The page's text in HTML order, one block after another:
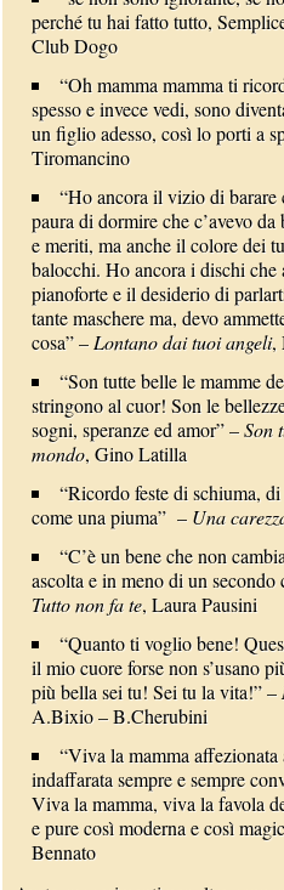
perché tu hai fatto tutto,
Club Dogo
“Oh mamma mamma ti
spesso e invece vedi, sono
un figlio adesso, così lo porti a
Tiromancino
“Ho ancora il vizio di
paura di dormire che c’avevo
e meriti, ma anche il colore dei
balocchi. Ho ancora i dischi
pianoforte e il desiderio di
tante maschere ma, devo
cosa” –Lontano dai tuoi angeli,
“Son tutte belle le mamme
stringono al cuor! Son le
sogni, speranze ed amor” –Son
mondo, Gino Latilla
“Ricordo feste di schiuma,
come una piuma” –Una
“C’è un bene che non
ascolta e in meno di un secondo
Tutto non fa te, Laura Pausini
“Quanto ti voglio bene!
il mio cuore forse non s’usano
più bella sei tu! Sei tu la vita!” –
A.Bixio – B.Cherubini
“Viva la mamma affezionata
indaffarata sempre e sempre
Viva la mamma, viva la favola
e pure così moderna e così
Bennato